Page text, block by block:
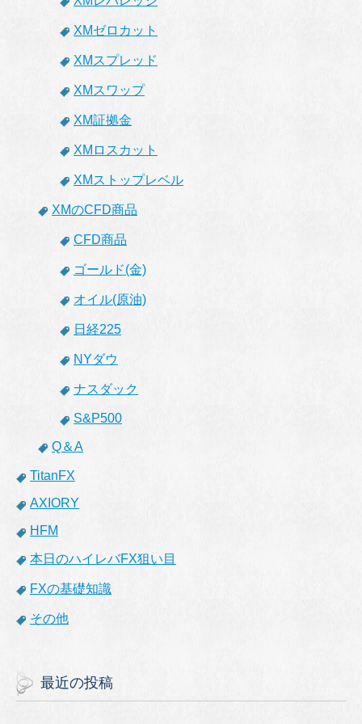
XMゼロカット
XMスプレッド
XMスワップ
XM証拠金
XMロスカット
XMストップレベル
XMのCFD商品
CFD商品
ゴールド(金)
オイル(原油)
日経225
NYダウ
ナスダック
S&P500
Q＆A
TitanFX
AXIORY
HFM
本日のハイレバFX狙い目
FXの基礎知識
その他
最近の投稿